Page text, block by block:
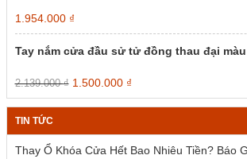
Giá
gốc
là:
2.385.000 ₫.
1.954.000 ₫Giá
hiện
tại
Tay nắm cửa đầu sử tử đồng thau đại
2.139.000₫ Giá
gốc
là:
1.500.000 ₫Giá
hiện
tại
1.500.000 ₫.
TIN TỨC
Thay Ổ Khóa Cửa Hết Bao Nhiêu Tiền? Báo